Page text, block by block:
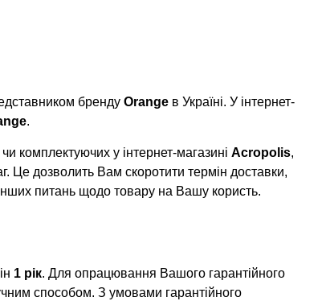
бренду Orange в Україні. У інтернет-
.
комплектуючих у інтернет-магазині Acropolis,
Це дозволить Вам скоротити термін доставки,
питань щодо товару на Вашу користь.
1 рік. Для опрацювання Вашого гарантійного
способом. З умовами гарантійного